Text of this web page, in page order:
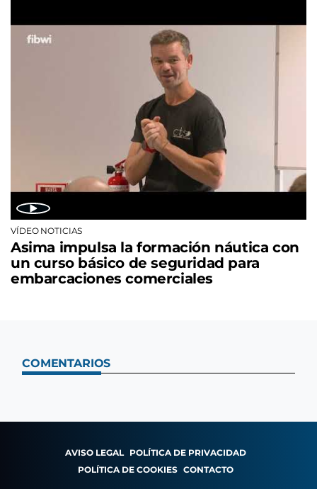
VÍDEO NOTICIAS
Asima impulsa la formación náutica con
un curso básico de seguridad para
embarcaciones comerciales
COMENTARIOS
AVISO LEGAL POLÍTICA DE PRIVACIDAD
POLÍTICA DE COOKIES CONTACTO